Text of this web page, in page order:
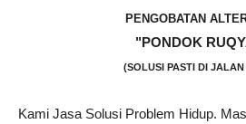
PENGOBATAN
"PONDOK
(SOLUSI PASTI DI
Kami Jasa Solusi Problem Hidup.